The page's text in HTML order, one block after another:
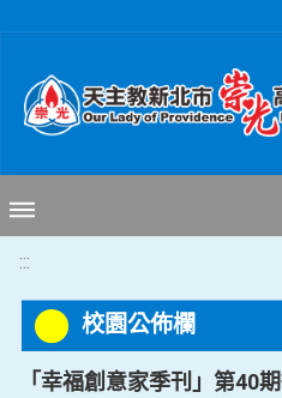
:::
校園公佈欄
「幸福創意家季刊」第40